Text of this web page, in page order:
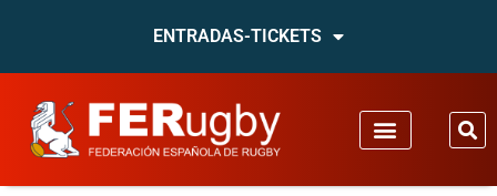
ENTRADAS-TICKETS